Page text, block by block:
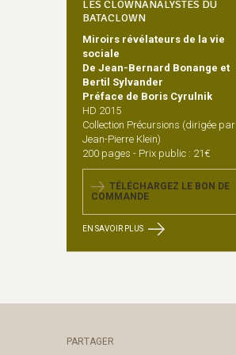
LES CLOWNANALYSTES DU
BATACLOWN
Miroirs révélateurs de la vie
sociale
De Jean-Bernard Bonange et
Bertil Sylvander
Préface de Boris Cyrulnik
HD 2015
Collection Précursions (dirigée par
Jean-Pierre Klein)
200 pages - Prix public : 21€
TÉLÉCHARGEZ LE BON DE
COMMANDE
EN SAVOIR PLUS
PARTAGER